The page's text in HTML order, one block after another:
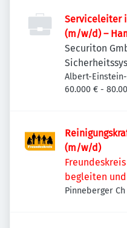
Serviceleiter
(m/w/d) –
Securiton
Albert-Einstein-
Deutschland
60.000 € -
(m/w/d)
begleiten
Pinneberger Ch